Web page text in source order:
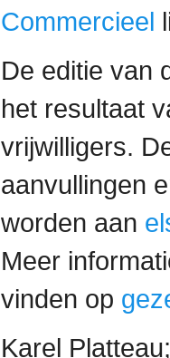
Commercieel
De editie van
het resultaat
vrijwilligers.
aanvullingen
worden aan
Meer
vinden op
Karel